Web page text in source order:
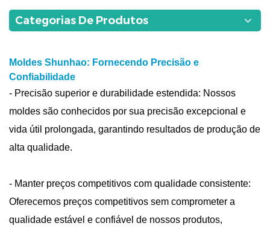
Categorias De Produtos
Moldes Shunhao: Fornecendo Precisão e
Confiabilidade
- Precisão superior e durabilidade estendida: Nossos
moldes são conhecidos por sua precisão excepcional e
vida útil prolongada, garantindo resultados de produção de
alta qualidade.
- Manter preços competitivos com qualidade consistente:
Oferecemos preços competitivos sem comprometer a
qualidade estável e confiável de nossos produtos,